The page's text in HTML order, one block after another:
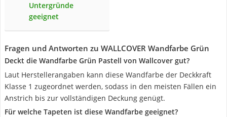
Untergründe
geeignet
Fragen und Antworten zu WALLCOVER Wandfarbe Grün
Deckt die Wandfarbe Grün Pastell von Wallcover gut?
Laut Herstellerangaben kann diese Wandfarbe der Deckkraft
Klasse 1 zugeordnet werden, sodass in den meisten Fällen ein
Anstrich bis zur vollständigen Deckung genügt.
Für welche Tapeten ist diese Wandfarbe geeignet?